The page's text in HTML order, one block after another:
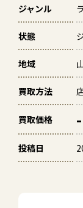
ジャンル
状態
地域
買取方法
買取価格 -
投稿日